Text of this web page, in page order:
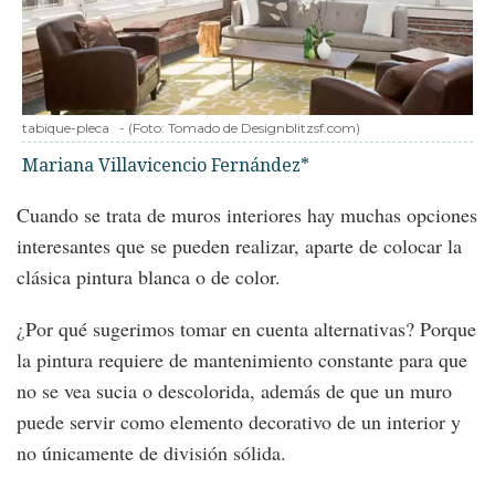
tabique-pleca - (Foto: Tomado de Designblitzsf.com)
Mariana Villavicencio Fernández*
Cuando se trata de muros interiores hay muchas opciones
interesantes que se pueden realizar, aparte de colocar la
clásica pintura blanca o de color.
¿Por qué sugerimos tomar en cuenta alternativas? Porque
la pintura requiere de mantenimiento constante para que
no se vea sucia o descolorida, además de que un muro
puede servir como elemento decorativo de un interior y
no únicamente de división sólida.